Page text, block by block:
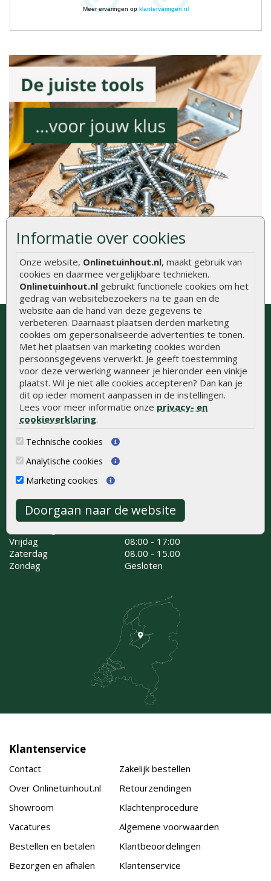
Informatie over cookies
Onze website, Onlinetuinhout.nl, maakt gebruik van
cookies en daarmee vergelijkbare technieken.
Onlinetuinhout.nl gebruikt functionele cookies om het
gedrag van websitebezoekers na te gaan en de
website aan de hand van deze gegevens te
verbeteren. Daarnaast plaatsen derden marketing
cookies om gepersonaliseerde advertenties te tonen.
Met het plaatsen van marketing cookies worden
persoonsgegevens verwerkt. Je geeft toestemming
voor deze verwerking wanneer je hieronder een vinkje
plaatst. Wil je niet alle cookies accepteren? Dan kan je
dit op ieder moment aanpassen in de instellingen.
Lees voor meer informatie onze privacy- en
cookieverklaring.
Technische cookies
Analytische cookies
Marketing cookies
Doorgaan naar de website
Meer ervaringen op klantervaringen.nl
Bezoek onze showroom of neem
contact op voor gratis advies
Onlinetuinhout.nl
Kaapstanderweg 41
8243 RB Lelystad
0320 - 258 604
info@onlinetuinhout.nl
Routebeschrijving
Openingstijden
Dinsdag
08:00 - 17:00
Woensdag
08:00 - 17:00
Vrijdag
08:00 - 17:00
Zaterdag
08.00 - 15.00
Zondag
Gesloten
Klantenservice
Contact
Over Onlinetuinhout.nl
Showroom
Vacatures
Bestellen en betalen
Bezorgen en afhalen
Zakelijk bestellen
Retourzendingen
Klachtenprocedure
Algemene voorwaarden
Klantbeoordelingen
Klantenservice